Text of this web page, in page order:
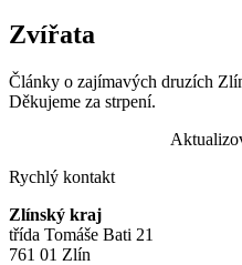
Zvířata
Články o zajímavých druzích
Děkujeme za strpení.
Rychlý kontakt
Zlínský kraj
třída Tomáše Bati 21
761 01 Zlín